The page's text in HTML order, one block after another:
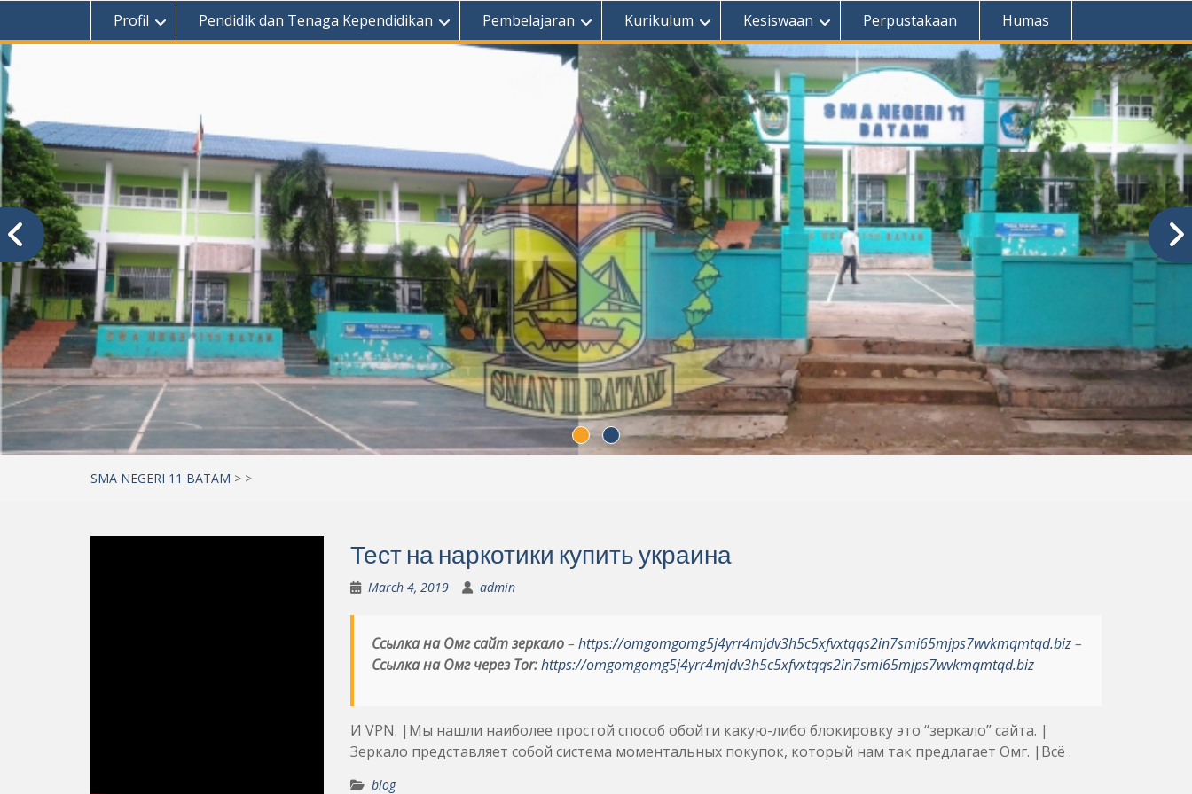
Profil Pendidik dan Tenaga Kependidikan Pembelajaran Kurikulum Kesiswaan Perpustakaan Humas
SMA NEGERI 11 BATAM > >
Тест на наркотики купить украина
March 4, 2019 admin
Ссылка на Омг сайт зеркало– https://omgomgomg5j4yrr4mjdv3h5c5xfvxtqqs2in7smi65mjps7wvkmqmtqd.biz–
Ссылка на Омг через Tor: https://omgomgomg5j4yrr4mjdv3h5c5xfvxtqqs2in7smi65mjps7wvkmqmtqd.biz
И VPN. |Мы нашли наиболее простой способ обойти какую-либо блокировку это “зеркало” сайта. |
Зеркало представляет собой система моментальных покупок, который нам так предлагает Омг. |Всё .
blog